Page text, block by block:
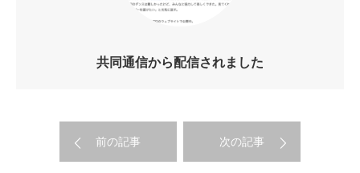
共同通信から配信されました
前の記事 次の記事